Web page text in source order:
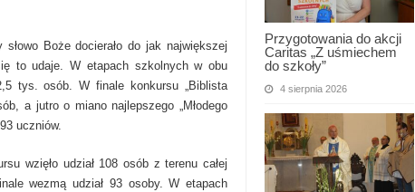
Przygotowania do akcji
Caritas „Z uśmiechem
do szkoły”
4 sierpnia 2026
Boże docierało do jak największej
to udaje. W etapach szkolnych w obu
tys. osób. W finale konkursu „Biblista
a jutro o miano najlepszego „Młodego
uczniów.
wzięło udział 108 osób z terenu całej
wezmą udział 93 osoby. W etapach